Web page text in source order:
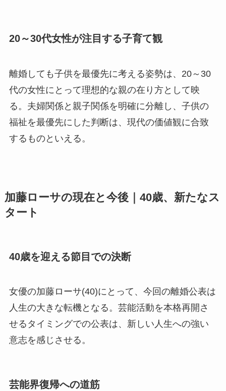
20～30代女性が注目する子育て観
離婚しても子供を最優先に考える姿勢は、20～30
代の女性にとって理想的な親の在り方として映
る。夫婦関係と親子関係を明確に分離し、子供の
福祉を最優先にした判断は、現代の価値観に合致
するものといえる。
加藤ローサの現在と今後｜40歳、新たなス
タート
40歳を迎える節目での決断
女優の加藤ローサ(40)にとって、今回の離婚公表は
人生の大きな転機となる。芸能活動を本格再開さ
せるタイミングでの公表は、新しい人生への強い
意志を感じさせる。
芸能界復帰への道筋